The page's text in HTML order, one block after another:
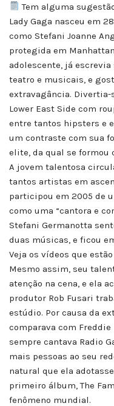
Tem alguma
Lady Gaga nasceu em
como Stefani Joanne
protegida em
adolescente, já
teatro e musicais, e
extravagância. Divertia-
Lower East Side com
entre tantos hipsters e
um contraste com sua
elite, da qual se formou
A jovem talentosa
tantos artistas em
participou em 2005 de
como uma “cantora e
Stefani Germanotta
duas músicas, e ficou
Veja os vídeos que
Mesmo assim, seu
atenção na cena, e ela
produtor Rob Fusari
estúdio. Por causa da
comparava com
sempre cantava Radio
mais pessoas ao seu
natural que ela
primeiro álbum, The
fenômeno mundial.